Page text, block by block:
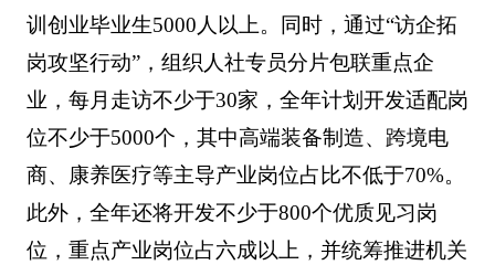
训创业毕业生5000人以上。同时，通过“访企拓
岗攻坚行动”，组织人社专员分片包联重点企
业，每月走访不少于30家，全年计划开发适配岗
位不少于5000个，其中高端装备制造、跨境电
商、康养医疗等主导产业岗位占比不低于70%。
此外，全年还将开发不少于800个优质见习岗
位，重点产业岗位占六成以上，并统筹推进机关